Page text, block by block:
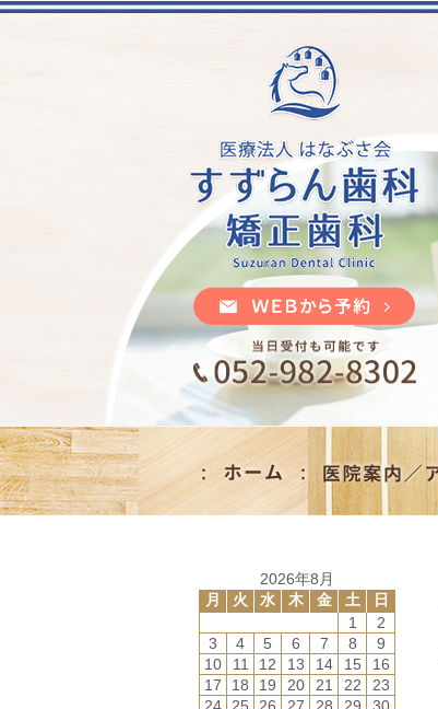
2026年8月
月
火 水 木 金 土
日
1
2
3
4 5 6 7 8
9
10
11 12 13 14 15
16
17
18 19 20 21 22
23